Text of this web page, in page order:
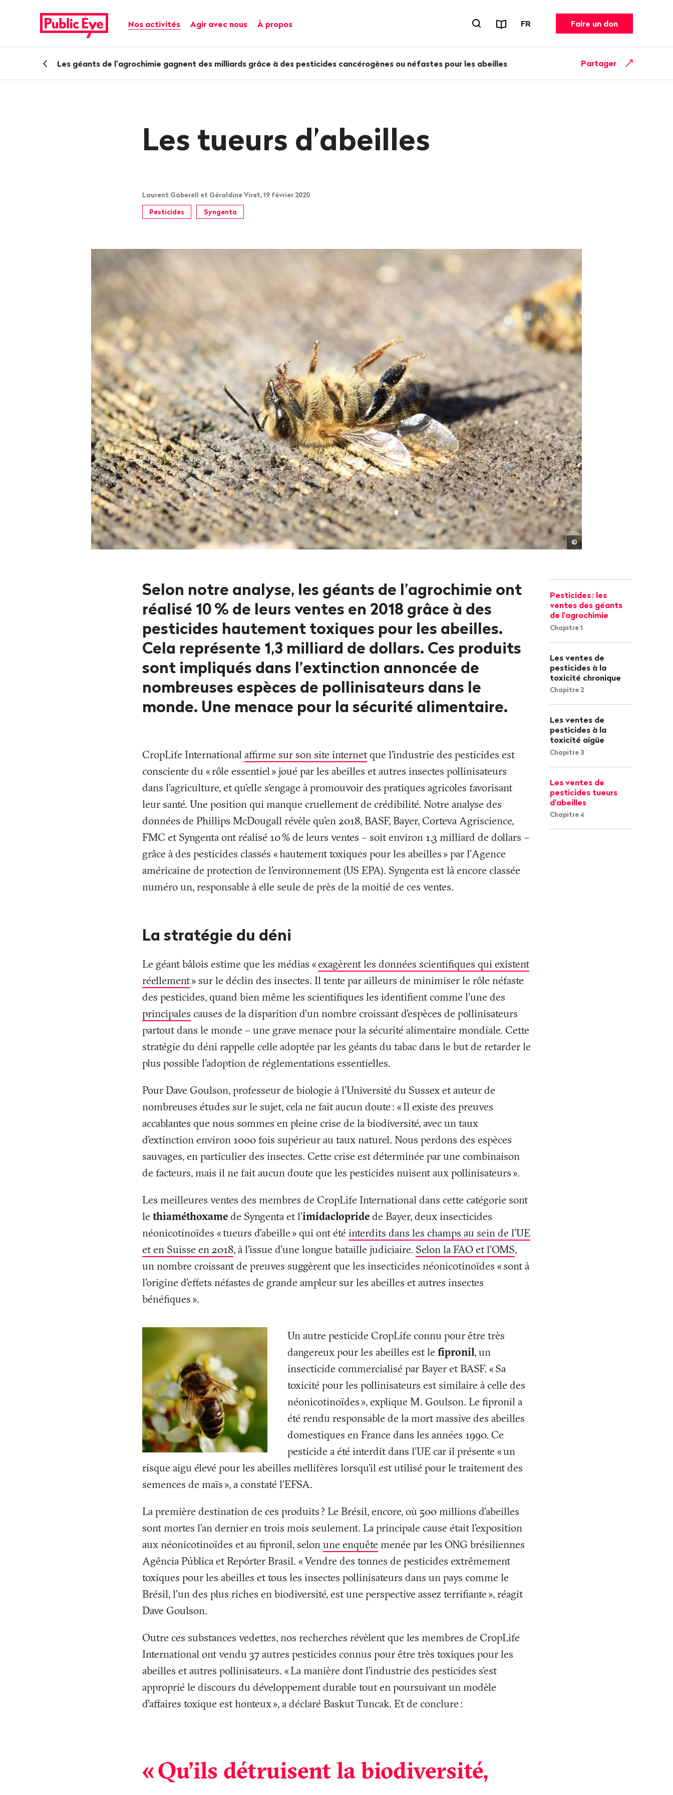
publiceye.ch
Navigation principale
Nos activités Agir avec nous À propos Ouvrir le formulaire de recherche
Rapports et dépliants
FR CHANGER DE LANGUE. LANGUE
Faire un don
RetourLes géants de l’agrochimie gagnent des milliards grâce à des pesticides cancérogènes ou néfastes pour les abeilles Partager
Les tueurs d’abeilles
Laurent Gaberell et Géraldine Viret, 19 février 2020
Pesticides Syngenta
©Jared
Belson
Pesticides: les
ventes des géants
de l'agrochimie
Chapitre 1
Les ventes de
pesticides à la
toxicité chronique
Chapitre 2
Les ventes de
pesticides à la
toxicité aigüe
Chapitre 3
Les ventes de
pesticides tueurs
d'abeilles
Chapitre 4
Selon notre analyse, les géants de l’agrochimie ont
réalisé 10% de leurs ventes en 2018 grâce à des
pesticides hautement toxiques pour les abeilles.
Cela représente 1,3 milliard de dollars. Ces produits
sont impliqués dans l’extinction annoncée de
nombreuses espèces de pollinisateurs dans le
monde. Une menace pour la sécurité alimentaire.
CropLife Internationalaffirme sur son site internetque l’industrie des pesticides est
consciente du «rôle essentiel» joué par les abeilles et autres insectes pollinisateurs
dans l’agriculture, et qu’elle s’engage à promouvoir des pratiques agricoles favorisant
leur santé. Une position qui manque cruellement de crédibilité. Notre analyse des
données de Phillips McDougall révèle qu'en 2018, BASF, Bayer, Corteva Agriscience,
FMC et Syngenta ont réalisé 10% de leurs ventes – soit environ 1,3 milliard de dollars –
grâce à des pesticides classés «hautement toxiques pour les abeilles» par l’Agence
américaine de protection de l’environnement (US EPA). Syngenta est là encore classée
numéro un, responsable à elle seule de près de la moitié de ces ventes.
La stratégie du déni
Le géant bâlois estime que les médias «exagèrent les données scientifiques qui existent
réellement» sur le déclin des insectes. Il tente par ailleurs de minimiser le rôle néfaste
des pesticides, quand bien même les scientifiques les identifient comme l’une des
principales causes de la disparition d’un nombre croissant d'espèces de pollinisateurs
partout dans le monde – une grave menace pour la sécurité alimentaire mondiale. Cette
stratégie du déni rappelle celle adoptée par les géants du tabac dans le but de retarder le
plus possible l’adoption de réglementations essentielles.
Pour Dave Goulson, professeur de biologie à l'Université du Sussex et auteur de
nombreuses études sur le sujet, cela ne fait aucun doute: «Il existe des preuves
accablantes que nous sommes en pleine crise de la biodiversité, avec un taux
d'extinction environ 1000 fois supérieur au taux naturel. Nous perdons des espèces
sauvages, en particulier des insectes. Cette crise est déterminée par une combinaison
de facteurs, mais il ne fait aucun doute que les pesticides nuisent aux pollinisateurs».
Les meilleures ventes des membres de CropLife International dans cette catégorie sont
le thiaméthoxamede Syngenta et l'imidaclopridede Bayer, deux insecticides
néonicotinoïdes «tueurs d’abeille» qui ont été interdits dans les champs au sein de l’UE
et en Suisse en 2018, à l’issue d’une longue bataille judiciaire. Selon la FAO et l’OMS,
un nombre croissant de preuves suggèrent que les insecticides néonicotinoïdes «sont à
l'origine d’effets néfastes de grande ampleur sur les abeilles et autres insectes
bénéfiques».
Un autre pesticide CropLife connu pour être très
dangereux pour les abeilles est le fipronil, un
insecticide commercialisé par Bayer et BASF. «Sa
toxicité pour les pollinisateurs est similaire à celle des
néonicotinoïdes», explique M. Goulson. Le fipronil a
été rendu responsable de la mort massive des abeilles
domestiques en France dans les années 1990. Ce
pesticide a été interdit dans l'UE car il présente «un
risque aigu élevé pour les abeilles mellifères lorsqu'il est utilisé pour le traitement des
semences de maïs», a constaté l'EFSA.
La première destination de ces produits? Le Brésil, encore, où 500 millions d'abeilles
sont mortes l’an dernier en trois mois seulement. La principale cause était l'exposition
aux néonicotinoïdes et au fipronil, selonune enquête menée par les ONG brésiliennes
Agência Pública et Repórter Brasil. «Vendre des tonnes de pesticides extrêmement
toxiques pour les abeilles et tous les insectes pollinisateurs dans un pays comme le
Brésil, l’un des plus riches en biodiversité, est une perspective assez terrifiante», réagit
Dave Goulson.
Outre ces substances vedettes, nos recherches révèlent que les membres de CropLife
International ont vendu 37 autres pesticides connus pour être très toxiques pour les
abeilles et autres pollinisateurs. «La manière dont l’industrie des pesticides s’est
approprié le discours du développement durable tout en poursuivant un modèle
d’affaires toxique est honteux», a déclaré Baskut Tuncak. Et de conclure:
«Qu'ils détruisent la biodiversité,